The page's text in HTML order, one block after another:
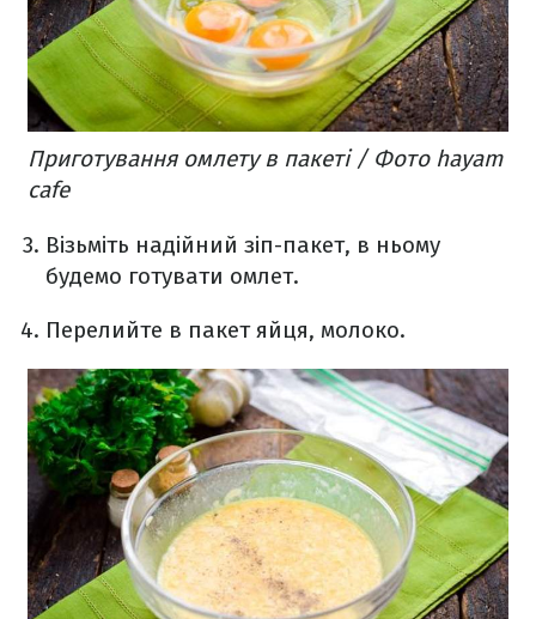
Приготування омлету в пакеті / Фото hayam
cafe
Візьміть надійний зіп-пакет, в ньому
будемо готувати омлет.
Перелийте в пакет яйця, молоко.